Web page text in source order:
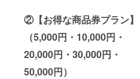
②【お得な商品券プラン】
（5,000円・10,000円・
20,000円・30,000円・
50,000円）